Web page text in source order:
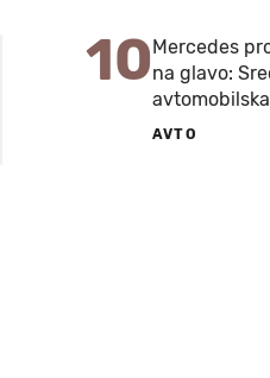
10Mercedes
na glavo:
AVTO